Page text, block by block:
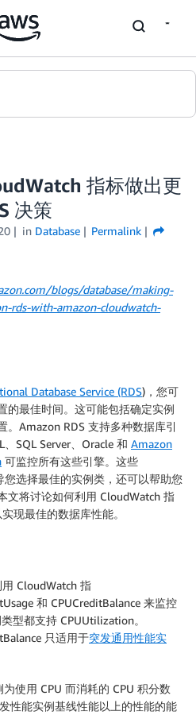
指标做出更
决策
in Database
Permalink
blogs/database/making-
rds-with-amazon-cloudwatch-
Database Service (RDS)，您可
的最佳时间。这可能包括确定实例
。Amazon RDS 支持多种数据库引
SQL Server、Oracle 和 Amazon
可监控所有这些引擎。这些
选择最佳的实例类，还可以帮助您
文将讨论如何利用 CloudWatch 指
现最佳的数据库性能。
CloudWatch 指
和 CPUCreditBalance 来监控
型都支持 CPUUtilization。
只适用于突发通用性能实
使用 CPU 而消耗的 CPU 积分数
性能实例基线性能以上的性能的能